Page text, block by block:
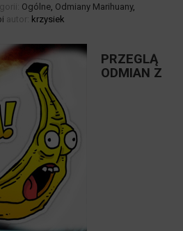
Ogólne, Odmiany Marihuany,
autor: krzysiek
PRZEGLĄ
ODMIAN Z